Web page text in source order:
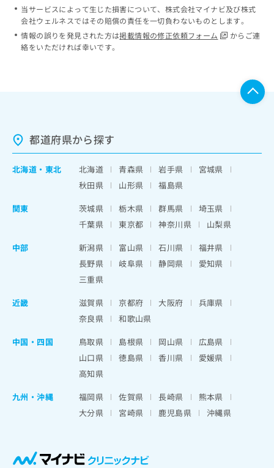
当サービスによって生じた損害について、株式会社マイナビ及び株式
会社ウェルネスではその賠償の責任を一切負わないものとします。
情報の誤りを発見された方は掲載情報の修正依頼フォーム
からご連
絡をいただければ幸いです。
都道府県から探す
北海道 ・ 東北 北海道 青森県 岩手県
宮城県
秋田県
山形県
福島県
関東
茨城県 栃木県 群馬県
埼玉県
千葉県
東京都 神奈川県
山梨県
中部
新潟県 富山県 石川県
福井県
長野県
岐阜県 静岡県
愛知県
三重県
近畿
滋賀県 京都府 大阪府
兵庫県
奈良県
和歌山県
中国・四国
鳥取県 島根県 岡山県
広島県
山口県
徳島県 香川県
愛媛県
高知県
九州・沖縄
福岡県 佐賀県 長崎県
熊本県
大分県
宮崎県 鹿児島県 沖縄県